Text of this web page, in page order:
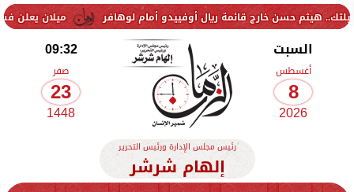
ميلان يعلن فسخ عقد إسماعيل خارج قائمة ريال أوفييدو أمام لوهافر
السبت
أغسطس
8
2026
09:32
صفر
23
1448
رئيس مجلس الإدارة ورئيس التحرير
إلهام شرشر